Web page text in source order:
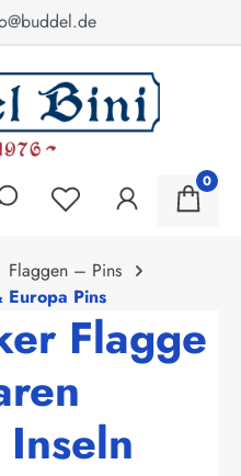
0
Flaggen – Pins
Europa Pins
Flagge